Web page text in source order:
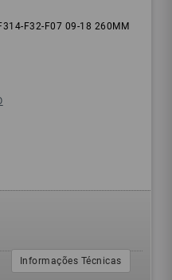
F32-F07 09-18 260MM
Informações Técnicas